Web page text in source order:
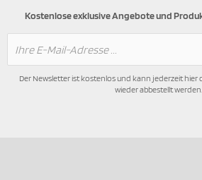
Kostenlose exklusive Angebote und
Der Newsletter ist kostenlos und kann jederzeit
wieder abbestellt werden.